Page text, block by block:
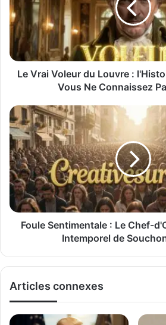
Le Vrai Voleur du Louvre :
Vous Ne Connaissez
Foule Sentimentale : Le Chef-
Intemporel de
Articles connexes